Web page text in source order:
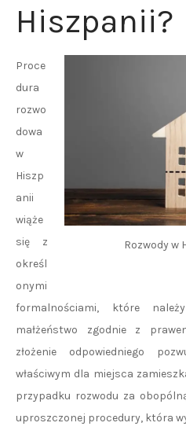
Hiszpanii?
Rozwody w
Proce
dura
rozwo
dowa
w
Hiszp
anii
wiąże
się z
określ
onymi
formalnościami, które
małżeństwo zgodnie z
złożenie odpowiedniego
właściwym dla miejsca
przypadku rozwodu za
uproszczonej procedury, która